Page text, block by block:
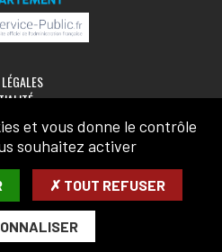
et vous donne le contrôle
souhaitez activer
✗ TOUT REFUSER